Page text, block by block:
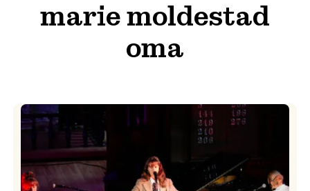
marie moldestad
oma